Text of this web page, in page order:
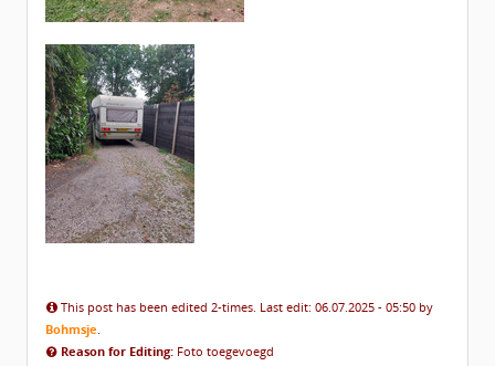
This post has been edited 2-times. Last edit: 06.07.2025 - 05:50 by
Bohmsje.
Reason for Editing: Foto toegevoegd